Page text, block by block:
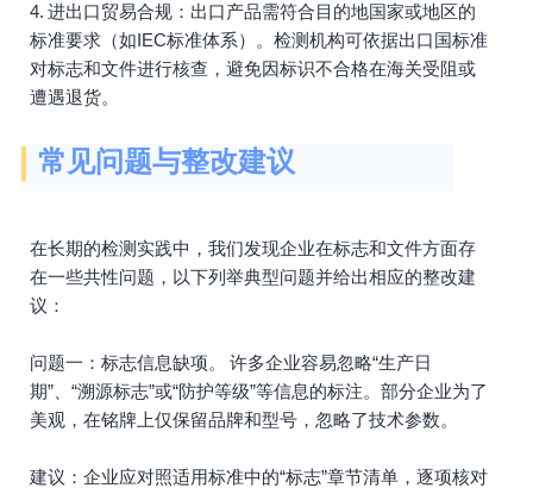
4. 进出口贸易合规：出口产品需符合目的地国家或地区的
标准要求（如IEC标准体系）。检测机构可依据出口国标准
对标志和文件进行核查，避免因标识不合格在海关受阻或
遭遇退货。
常见问题与整改建议
在长期的检测实践中，我们发现企业在标志和文件方面存
在一些共性问题，以下列举典型问题并给出相应的整改建
议：
问题一：标志信息缺项。 许多企业容易忽略“生产日
期”、“溯源标志”或“防护等级”等信息的标注。部分企业为了
美观，在铭牌上仅保留品牌和型号，忽略了技术参数。
建议：企业应对照适用标准中的“标志”章节清单，逐项核对